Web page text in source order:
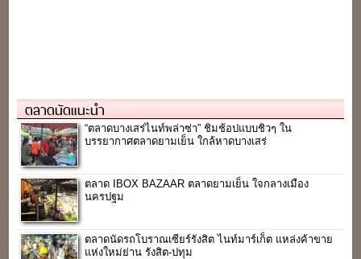
ตลาดนัดแนะนำ
“ตลาดบางเสร่ไนท์พล่าซ่า” ชิมช้อปแบบชิวๆ ใน
บรรยากาศตลาดยามเย็น ใกล้หาดบางเสร่
ตลาด IBOX BAZAAR ตลาดยามเย็น ใจกลางเมือง
นครปฐม
ตลาดนัดรถโบราณเซียร์รังสิต ไนท์มาร์เก็ต แหล่งค้าขาย
แห่งใหม่ย่าน รังสิต-ปทุม